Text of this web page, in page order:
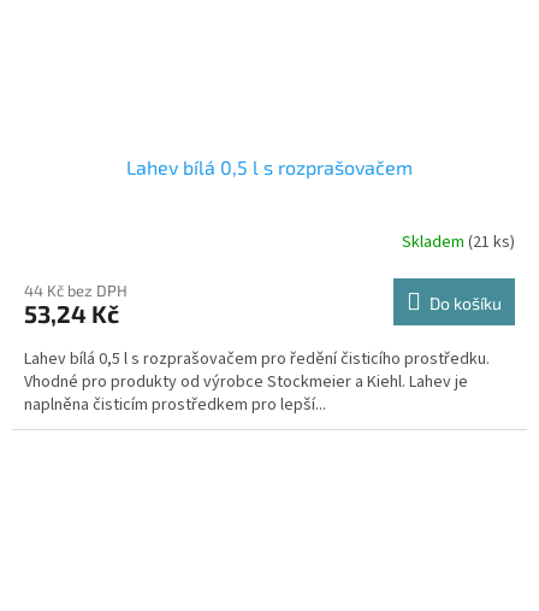
Lahev bílá 0,5 l s rozprašovačem
Skladem (21 ks)
44 Kč bez DPH
53,24 Kč Do košíku
Lahev bílá 0,5 l s rozprašovačem pro ředění čisticího prostředku.
Vhodné pro produkty od výrobce Stockmeier a Kiehl. Lahev je
naplněna čisticím prostředkem pro lepší...